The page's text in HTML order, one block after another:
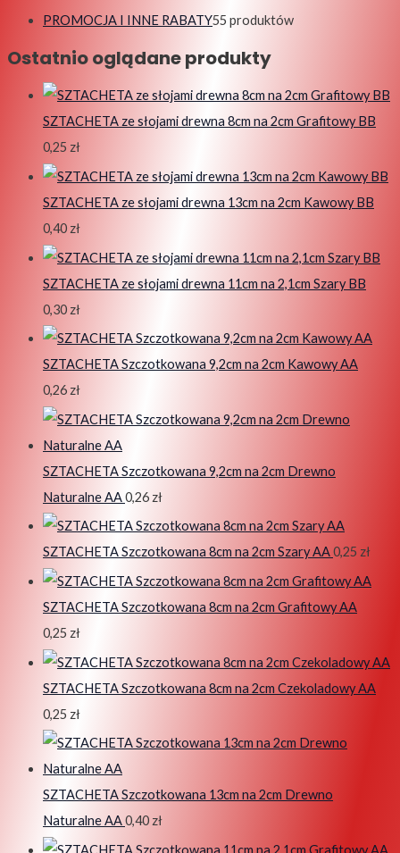
PROMOCJA I INNE RABATY55 produktów
Ostatnio oglądane produkty
SZTACHETA ze słojami drewna 8cm na 2cm Grafitowy BB
0,25 zł
SZTACHETA ze słojami drewna 13cm na 2cm Kawowy BB
0,40 zł
SZTACHETA ze słojami drewna 11cm na 2,1cm Szary BB
0,30 zł
SZTACHETA Szczotkowana 9,2cm na 2cm Kawowy AA
0,26 zł
SZTACHETA Szczotkowana 9,2cm na 2cm Drewno
Naturalne AA0,26 zł
SZTACHETA Szczotkowana 8cm na 2cm Szary AA0,25 zł
SZTACHETA Szczotkowana 8cm na 2cm Grafitowy AA
0,25 zł
SZTACHETA Szczotkowana 8cm na 2cm Czekoladowy AA
0,25 zł
SZTACHETA Szczotkowana 13cm na 2cm Drewno
Naturalne AA0,40 zł